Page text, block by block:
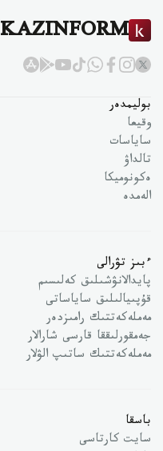
KAZINFORM
بوليمدەر
وقيعا
ساياسات
تالداۋ
ەكونوميكا
الەمدە
ءبىز تۋرالى
پايدالانۋشىلىق كەلىسىم
قۇپىيالىلىق ساياساتى
مەملەكەتتىك رامىزدەر
جەمقورلىققا قارسى شارالار
مەملەكەتتىك ساتىپ الۋلار
باسقا
سايت كارتاسى